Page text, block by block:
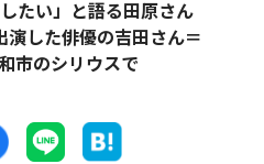
たい」と語る田原さん
演した俳優の吉田さん＝
市のシリウスで